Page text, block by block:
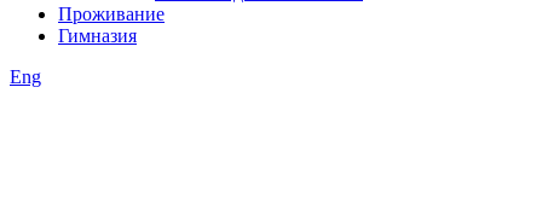
Проживание
Гимназия
Eng